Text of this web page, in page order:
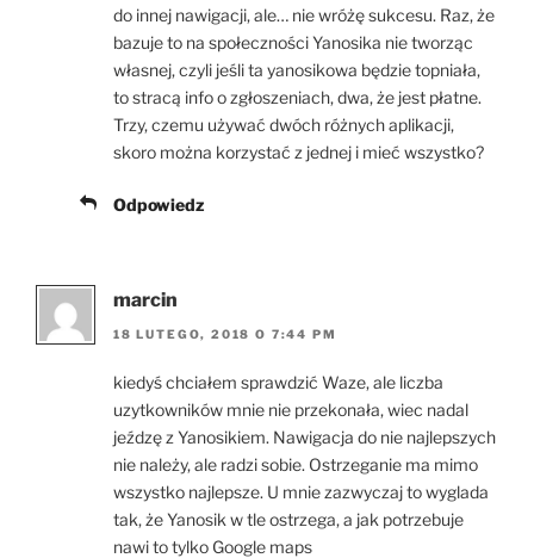
do innej nawigacji, ale… nie wróżę sukcesu. Raz, że
bazuje to na społeczności Yanosika nie tworząc
własnej, czyli jeśli ta yanosikowa będzie topniała,
to stracą info o zgłoszeniach, dwa, że jest płatne.
Trzy, czemu używać dwóch różnych aplikacji,
skoro można korzystać z jednej i mieć wszystko?
Odpowiedz
marcin
18 LUTEGO, 2018 O 7:44 PM
kiedyś chciałem sprawdzić Waze, ale liczba
uzytkowników mnie nie przekonała, wiec nadal
jeźdzę z Yanosikiem. Nawigacja do nie najlepszych
nie należy, ale radzi sobie. Ostrzeganie ma mimo
wszystko najlepsze. U mnie zazwyczaj to wyglada
tak, że Yanosik w tle ostrzega, a jak potrzebuje
nawi to tylko Google maps